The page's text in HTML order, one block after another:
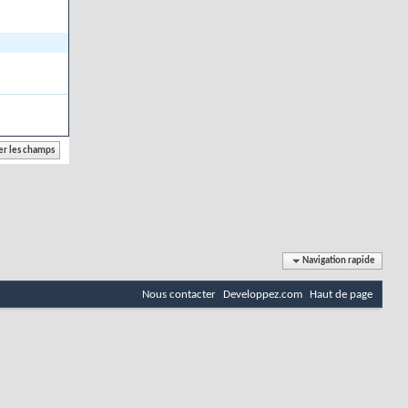
Navigation rapide
Nous contacter Developpez.com Haut de page